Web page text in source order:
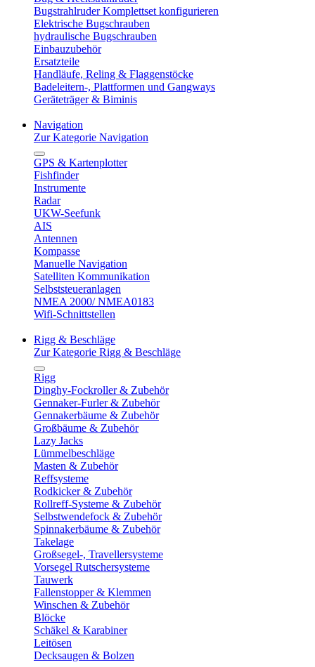
Bugstrahlruder Komplettset konfigurieren
Elektrische Bugschrauben
hydraulische Bugschrauben
Einbauzubehör
Ersatzteile
Handläufe, Reling & Flaggenstöcke
Badeleitern-, Plattformen und Gangways
Geräteträger & Biminis
Navigation
Zur Kategorie Navigation
GPS & Kartenplotter
Fishfinder
Instrumente
Radar
UKW-Seefunk
AIS
Antennen
Kompasse
Manuelle Navigation
Satelliten Kommunikation
Selbststeueranlagen
NMEA 2000/ NMEA0183
Wifi-Schnittstellen
Rigg & Beschläge
Zur Kategorie Rigg & Beschläge
Rigg
Dinghy-Fockroller & Zubehör
Gennaker-Furler & Zubehör
Gennakerbäume & Zubehör
Großbäume & Zubehör
Lazy Jacks
Lümmelbeschläge
Masten & Zubehör
Reffsysteme
Rodkicker & Zubehör
Rollreff-Systeme & Zubehör
Selbstwendefock & Zubehör
Spinnakerbäume & Zubehör
Takelage
Großsegel-, Travellersysteme
Vorsegel Rutschersysteme
Tauwerk
Fallenstopper & Klemmen
Winschen & Zubehör
Blöcke
Schäkel & Karabiner
Leitösen
Decksaugen & Bolzen